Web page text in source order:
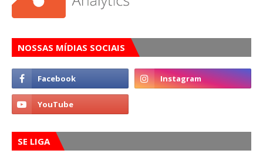
NOSSAS MÍDIAS SOCIAIS
SE LIGA